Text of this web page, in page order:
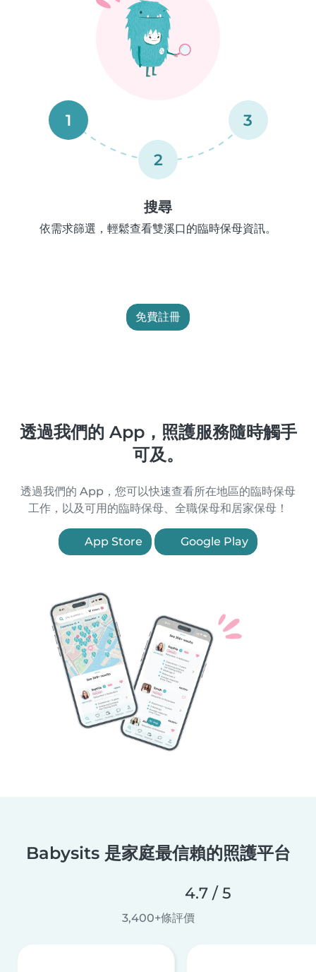
1
2
3
搜尋
依需求篩選，輕鬆查看雙溪口的臨時保母資訊。
免費註冊
透過我們的 App，照護服務隨時觸手
可及。
透過我們的 App，您可以快速查看所在地區的臨時保母
工作，以及可用的臨時保母、全職保母和居家保母！
App Store Google Play
Babysits 是家庭最信賴的照護平台
4.7 / 5
3,400+條評價